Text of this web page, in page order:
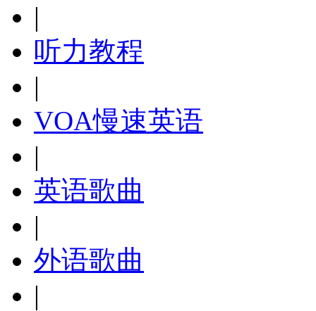
|
听力教程
|
VOA慢速英语
|
英语歌曲
|
外语歌曲
|